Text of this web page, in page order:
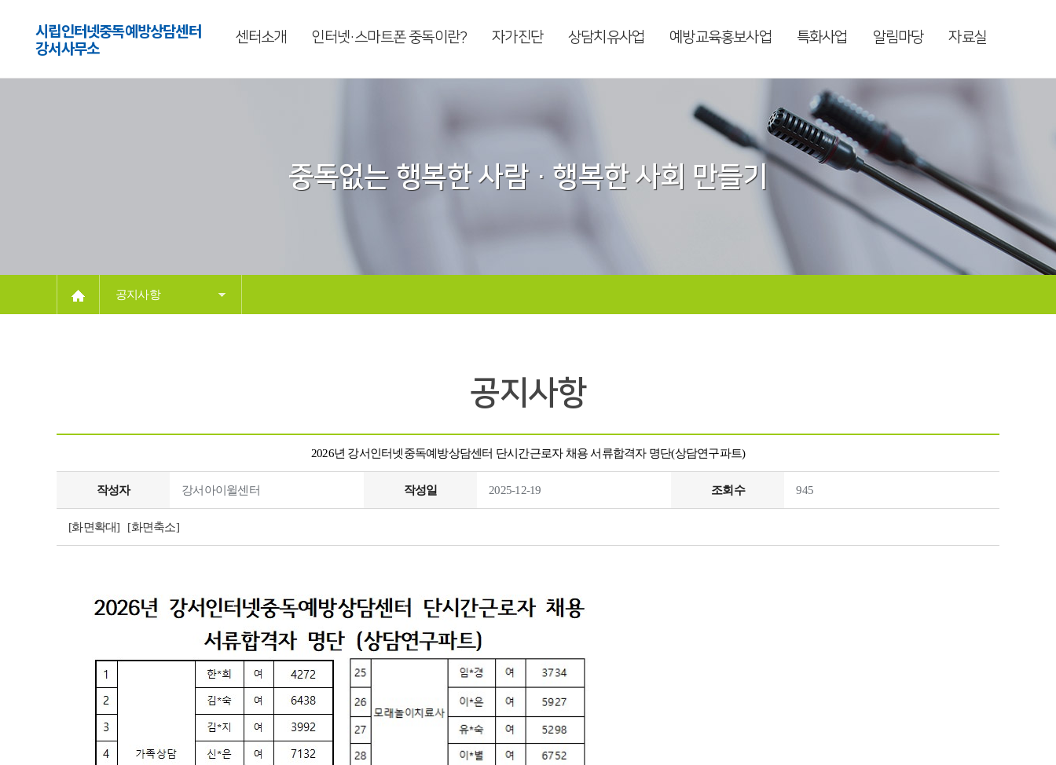
시립인터넷중독예방상담센터
강서사무소
센터소개 인터넷·스마트폰 중독이란? 자가진단 상담치유사업 예방교육홍보사업 특화사업 알림마당 자료실
중독없는 행복한 사람 · 행복한 사회 만들기
공지사항
공지사항
2026년 강서인터넷중독예방상담센터 단시간근로자 채용 서류합격자 명단(상담연구파트)
작성자 강서아이윌센터 작성일 2025-12-19 조회수 945
[화면확대] [화면축소]